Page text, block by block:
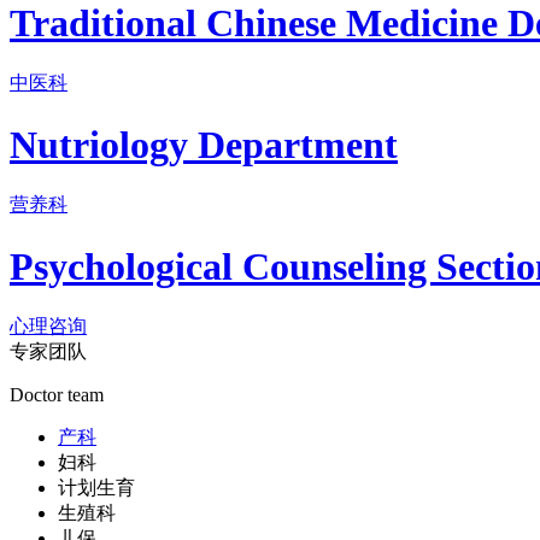
Traditional Chinese Medicine
中医科
Nutriology Department
营养科
Psychological Counseling
心理咨询
专家团队
Doctor team
产科
妇科
计划生育
生殖科